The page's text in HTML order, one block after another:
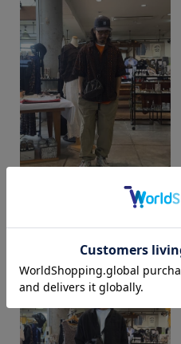
価格
SUPER SHOP 鳥取店